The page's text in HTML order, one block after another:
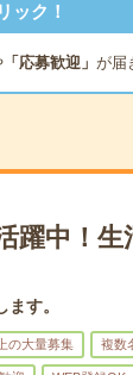
ック！
「応募歓迎」 が届
躍中！生
す。
の大量募集 複数